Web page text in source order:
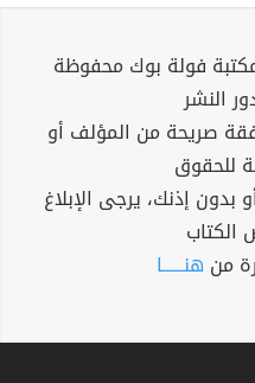
فولة بوك محفوظة
النشر
صريحة من المؤلف أو
للحقوق
إذنك، يرجى الإبلاغ
الكتاب
من هنــــــا